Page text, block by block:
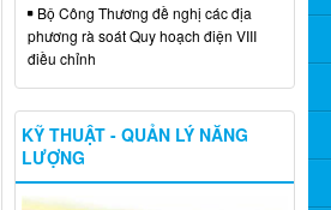
Bộ Công Thương đề nghị các địa
phương rà soát Quy hoạch điện VIII
điều chỉnh
KỸ THUẬT - QUẢN LÝ NĂNG
LƯỢNG